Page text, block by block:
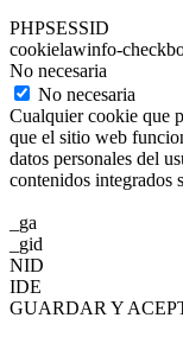
PHPSESSID
cookielawinfo-
No necesaria
No necesaria
Cualquier cookie que
que el sitio web
datos personales del
contenidos integrados
_ga
_gid
NID
IDE
GUARDAR Y